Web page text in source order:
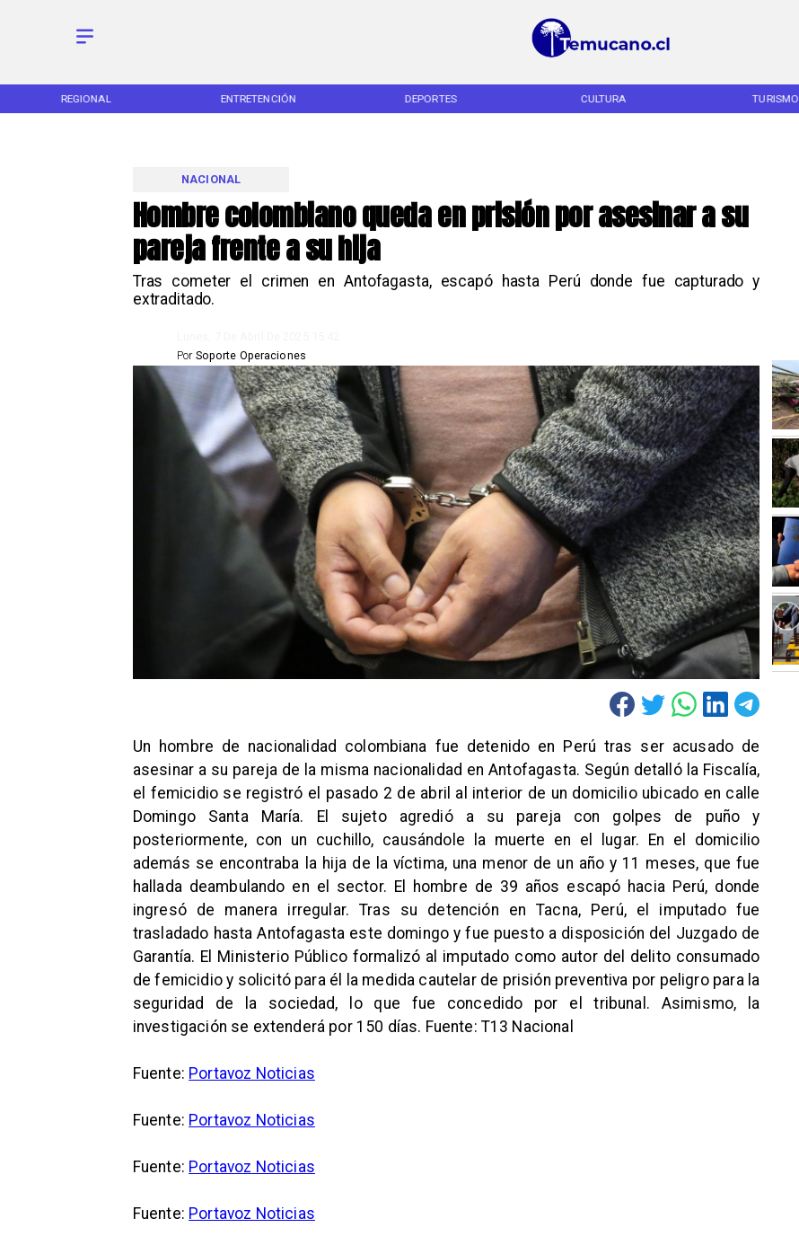
REGIONAL ENTRETENCIÓN DEPORTES CULTURA TURISMO
Hombre colombiano queda en prisión por asesinar a su
pareja frente a su hija
Tras cometer el crimen en Antofagasta, escapó hasta Perú donde fue capturado y
extraditado.
NACIONAL
Soporte Operaciones
Por
Un hombre de nacionalidad colombiana fue detenido en Perú tras ser acusado de
asesinar a su pareja de la misma nacionalidad en Antofagasta. Según detalló la Fiscalía,
el femicidio se registró el pasado 2 de abril al interior de un domicilio ubicado en calle
Domingo Santa María. El sujeto agredió a su pareja con golpes de puño y
posteriormente, con un cuchillo, causándole la muerte en el lugar. En el domicilio
además se encontraba la hija de la víctima, una menor de un año y 11 meses, que fue
hallada deambulando en el sector. El hombre de 39 años escapó hacia Perú, donde
ingresó de manera irregular. Tras su detención en Tacna, Perú, el imputado fue
trasladado hasta Antofagasta este domingo y fue puesto a disposición del Juzgado de
Garantía. El Ministerio Público formalizó al imputado como autor del delito consumado
de femicidio y solicitó para él la medida cautelar de prisión preventiva por peligro para la
seguridad de la sociedad, lo que fue concedido por el tribunal. Asimismo, la
investigación se extenderá por 150 días. Fuente: T13 Nacional
Fuente: Portavoz Noticias
Fuente: Portavoz Noticias
Fuente: Portavoz Noticias
Fuente: Portavoz Noticias